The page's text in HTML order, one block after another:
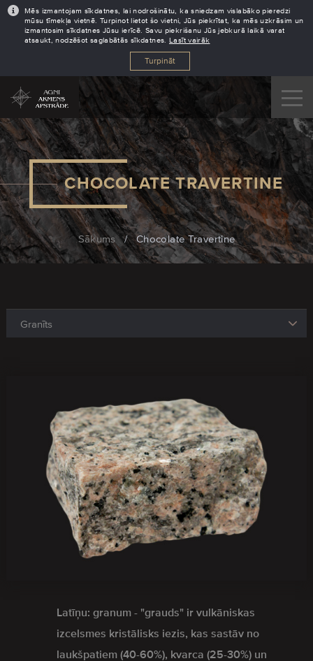
Mēs izmantojam sīkdatnes, lai nodrošinātu, ka sniedzam vislabāko pieredzi
mūsu tīmekļa vietnē. Turpinot lietot šo vietni, Jūs piekrītat, ka mēs uzkrāsim un
izmantosim sīkdatnes Jūsu ierīcē. Savu piekrišanu Jūs jebkurā laikā varat
atsaukt, nodzēšot saglabātās sīkdatnes. Lasīt vairāk
Turpināt
CHOCOLATE TRAVERTINE
Sākums / Chocolate Travertine
Latīņu: granum - "grauds" ir vulkāniskas
izcelsmes kristālisks iezis, kas sastāv no
laukšpatiem (40-60%), kvarca (25-30%) un